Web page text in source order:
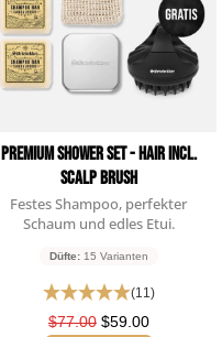
Premium Shower Set - Hair incl.
Scalp Brush
Festes Shampoo, perfekter
Schaum und edles Etui.
Düfte: 15 Varianten
(11)
$77.00$59.00